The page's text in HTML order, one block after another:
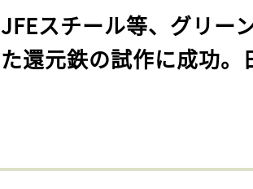
JFEスチール等、グリー
還元鉄の試作に成功。